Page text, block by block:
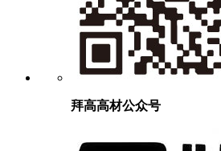
拜高高材公众号